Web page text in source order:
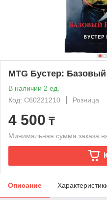
MTG Бустер:
В наличии 2 ед.
Код: C60221210
Розница
4 500 ₸
Минимальная сумма заказа
Описание